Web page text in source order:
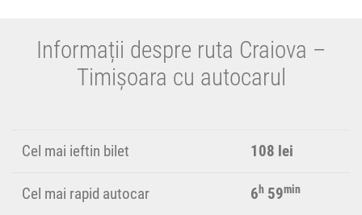
Informații despre ruta Craiova –
Timișoara cu autocarul
Cel mai ieftin bilet 108 lei
Cel mai rapid autocar 6h 59min